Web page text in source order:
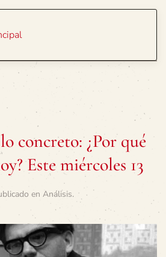
concreto: ¿Por qué
Este miércoles 13
en Análisis.